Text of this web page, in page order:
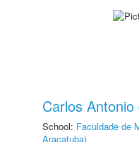
Carlos
School: Faculdade de
Araçatuba)